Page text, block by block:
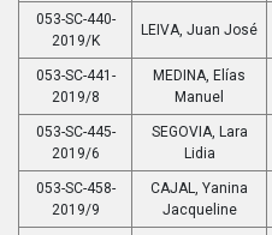
053-SC-440-
2019/K
LEIVA, Juan José
053-SC-441-
2019/8
MEDINA, Elías
Manuel
053-SC-445-
2019/6
SEGOVIA, Lara
Lidia
053-SC-458-
2019/9
CAJAL, Yanina
Jacqueline